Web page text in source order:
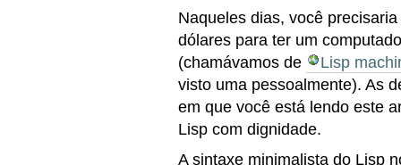
Naqueles dias, você
dólares para ter um
(chamávamos de
Lisp
visto uma pessoalmente). As
em que você está lendo este
Lisp com dignidade.
A sintaxe minimalista do Lisp